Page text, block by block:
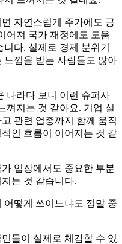
자연스럽게 주가에도 긍
어져 국가 재정에도 도움
다. 실제로 경제 분위기
느낌을 받는 사람들도 많아
나라다 보니 이런 슈퍼사
껴지는 것 같아요. 기업 실
관련 업종까지 함께 움직
인 흐름이 이어지는 것 같
입장에서도 중요한 부분
는 것 같습니다.
어떻게 쓰이느냐도 정말 중
들이 실제로 체감할 수 있